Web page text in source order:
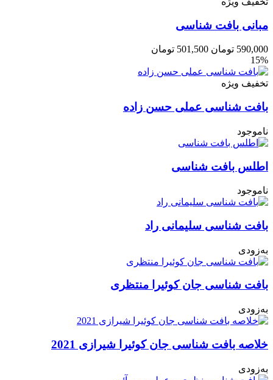
مبانی بافت شناسی
590,000 تومان 501,500 تومان
15%
تخفیف ویژه
بافت شناسی عملی حسن زاده
ناموجود
اطلس بافت شناسی
ناموجود
بافت شناسی سلیمانی راد
به‌زودی
بافت شناسی جان کوئیرا منتظری
به‌زودی
خلاصه بافت شناسی جان کوئیرا شیرازی 2021
به‌زودی